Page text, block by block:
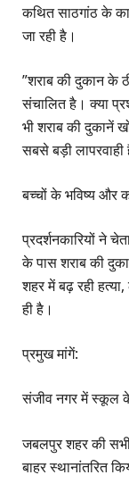
कथित साठगांठ के
जा रही है।
​”शराब की दुकान के
संचालित है। क्या
भी शराब की दुकानें
सबसे बड़ी
​बच्चों के भविष्य और
​प्रदर्शनकारियों ने
के पास शराब की
शहर में बढ़ रही
ही है।
​प्रमुख मांगें:
​संजीव नगर में स्कूल के
​जबलपुर शहर की सभी
बाहर स्थानांतरित